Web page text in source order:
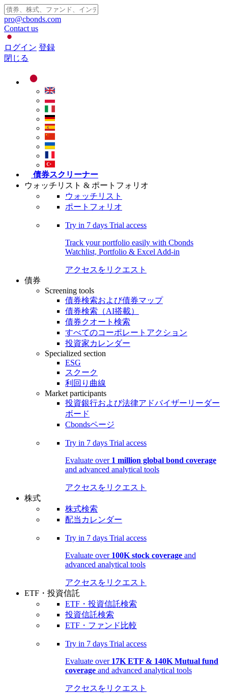
pro@cbonds.com
Contact us
ログイン 登録
閉じる
債券スクリーナー
ウォッチリスト & ポートフォリオ
ウォッチリスト
ポートフォリオ
Try in 7 days Trial access
Track your portfolio easily with Cbonds
Watchlist, Portfolio & Excel Add-in
アクセスをリクエスト
債券
Screening tools
債券検索および債券マップ
債券検索（AI搭載）
債券クオート検索
すべてのコーポレートアクション
投資家カレンダー
Specialized section
ESG
スクーク
利回り曲線
Market participants
投資銀行および法律アドバイザーリーダー
ボード
Cbondsページ
Try in 7 days Trial access
Evaluate over 1 million global bond coverage
and advanced analytical tools
アクセスをリクエスト
株式
株式検索
配当カレンダー
Try in 7 days Trial access
Evaluate over 100K stock coverage and
advanced analytical tools
アクセスをリクエスト
ETF・投資信託
ETF・投資信託検索
投資信託検索
ETF・ファンド比較
Try in 7 days Trial access
Evaluate over 17K ETF & 140K Mutual fund
coverage and advanced analytical tools
アクセスをリクエスト